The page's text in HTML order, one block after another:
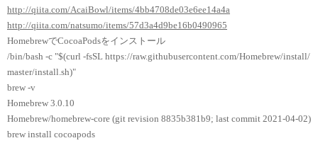
http://qiita.com/AcaiBowl/items/4bb4708de03e6ee14a4a
http://qiita.com/natsumo/items/57d3a4d9be16b0490965
HomebrewでCocoaPodsをインストール
/bin/bash -c "$(curl -fsSL https://raw.githubusercontent.com/Homebrew/install/
master/install.sh)"
brew -v
Homebrew 3.0.10
Homebrew/homebrew-core (git revision 8835b381b9; last commit 2021-04-02)
brew install cocoapods